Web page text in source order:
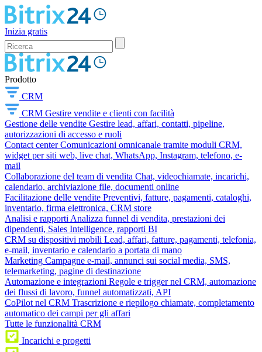
Inizia gratis
Prodotto
CRM
CRM Gestire vendite e clienti con facilità
Gestione delle vendite Gestire lead, affari, contatti, pipeline,
autorizzazioni di accesso e ruoli
Contact center Comunicazioni omnicanale tramite moduli CRM,
widget per siti web, live chat, WhatsApp, Instagram, telefono, e-
mail
Collaborazione del team di vendita Chat, videochiamate, incarichi,
calendario, archiviazione file, documenti online
Facilitazione delle vendite Preventivi, fatture, pagamenti, cataloghi,
inventario, firma elettronica, CRM store
Analisi e rapporti Analizza funnel di vendita, prestazioni dei
dipendenti, Sales Intelligence, rapporti BI
CRM su dispositivi mobili Lead, affari, fatture, pagamenti, telefonia,
e-mail, inventario e calendario a portata di mano
Marketing Campagne e-mail, annunci sui social media, SMS,
telemarketing, pagine di destinazione
Automazione e integrazioni Regole e trigger nel CRM, automazione
dei flussi di lavoro, funnel automatizzati, API
CoPilot nel CRM Trascrizione e riepilogo chiamate, completamento
automatico dei campi per gli affari
Tutte le funzionalità CRM
Incarichi e progetti